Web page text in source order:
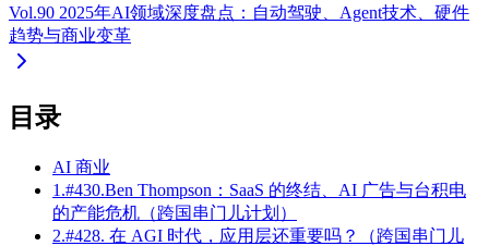
Vol.90 2025年AI领域深度盘点：自动驾驶、Agent技术、硬件
趋势与商业变革
目录
AI 商业
1.#430.Ben Thompson：SaaS 的终结、AI 广告与台积电
的产能危机（跨国串门儿计划）
2.#428. 在 AGI 时代，应用层还重要吗？（跨国串门儿